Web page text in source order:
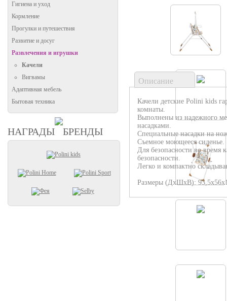
Гигиена и уход
Кормление
Прогулки и путешествия
Развитие и досуг
Развлечения и игрушки
Качели
Вигвамы
Адаптивная мебель
Бытовая техника
НАГРАДЫ БРЕНДЫ
Описание
Качели детские Polini kids
комнаты.
Выполнены из надежного
насадками.
Специальные насадки на
Съемное моющееся сиденье.
Для безопасности во время
безопасности.
Легко и компактно
Размеры (ДхШхВ):